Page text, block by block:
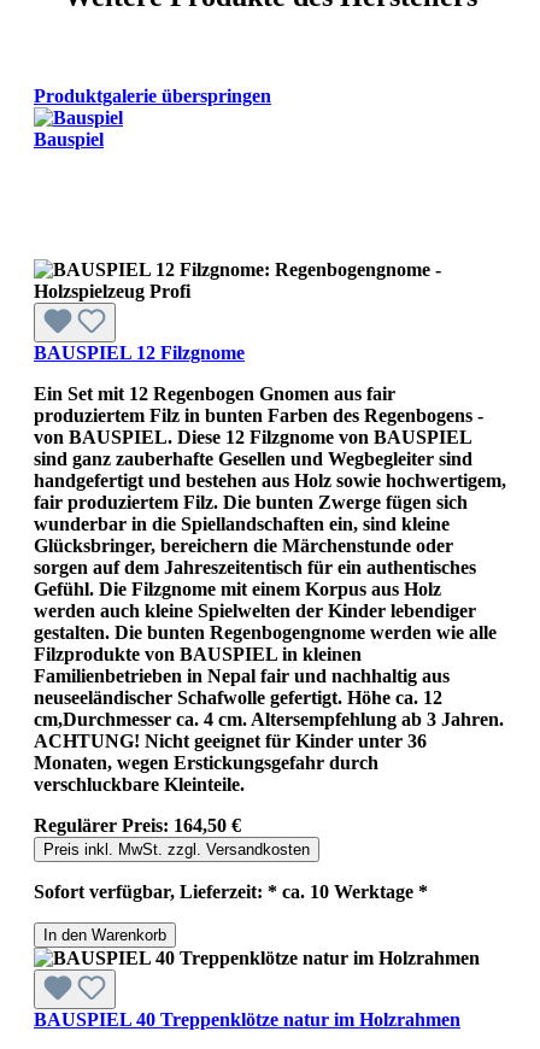
Produktgalerie überspringen
Bauspiel
BAUSPIEL 12 Filzgnome
Ein Set mit 12 Regenbogen Gnomen aus fair
produziertem Filz in bunten Farben des Regenbogens -
von BAUSPIEL. Diese 12 Filzgnome von BAUSPIEL
sind ganz zauberhafte Gesellen und Wegbegleiter sind
handgefertigt und bestehen aus Holz sowie hochwertigem,
fair produziertem Filz. Die bunten Zwerge fügen sich
wunderbar in die Spiellandschaften ein, sind kleine
Glücksbringer, bereichern die Märchenstunde oder
sorgen auf dem Jahreszeitentisch für ein authentisches
Gefühl. Die Filzgnome mit einem Korpus aus Holz
werden auch kleine Spielwelten der Kinder lebendiger
gestalten. Die bunten Regenbogengnome werden wie alle
Filzprodukte von BAUSPIEL in kleinen
Familienbetrieben in Nepal fair und nachhaltig aus
neuseeländischer Schafwolle gefertigt. Höhe ca. 12
cm,Durchmesser ca. 4 cm. Altersempfehlung ab 3 Jahren.
ACHTUNG! Nicht geeignet für Kinder unter 36
Monaten, wegen Erstickungsgefahr durch
verschluckbare Kleinteile.
Regulärer Preis: 164,50 €
Preis inkl. MwSt. zzgl. Versandkosten
Sofort verfügbar, Lieferzeit: * ca. 10 Werktage *
In den Warenkorb
BAUSPIEL 40 Treppenklötze natur im Holzrahmen